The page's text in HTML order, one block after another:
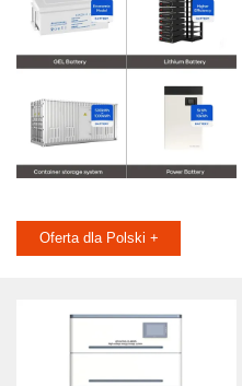
Oferta dla Polski +